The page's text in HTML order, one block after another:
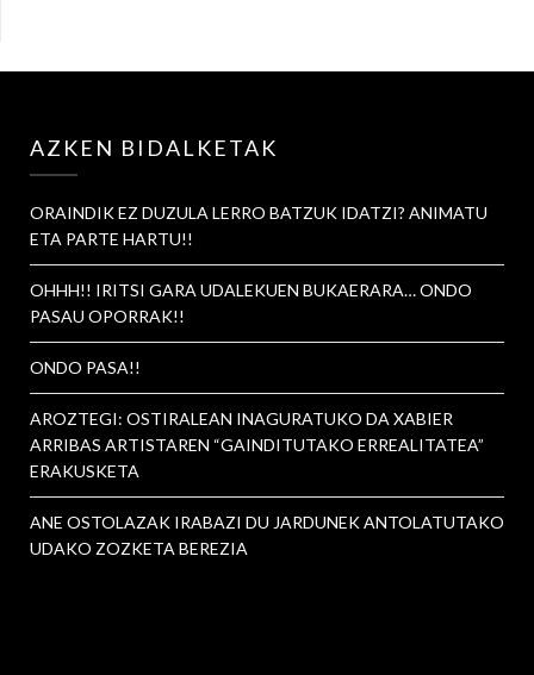
AZKEN BIDALKETAK
ORAINDIK EZ DUZULA LERRO BATZUK IDATZI? ANIMATU
ETA PARTE HARTU!!
OHHH!! IRITSI GARA UDALEKUEN BUKAERARA… ONDO
PASAU OPORRAK!!
ONDO PASA!!
AROZTEGI: OSTIRALEAN INAGURATUKO DA XABIER
ARRIBAS ARTISTAREN “GAINDITUTAKO ERREALITATEA”
ERAKUSKETA
ANE OSTOLAZAK IRABAZI DU JARDUNEK ANTOLATUTAKO
UDAKO ZOZKETA BEREZIA